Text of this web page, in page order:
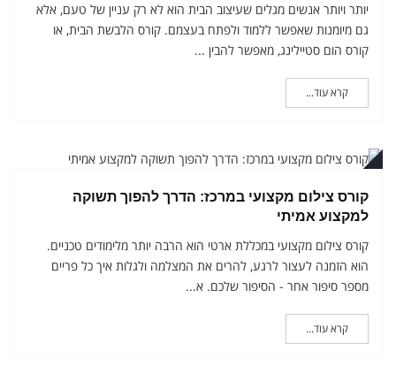
יותר ויותר אנשים מגלים שעיצוב הבית הוא לא רק עניין של טעם, אלא
גם מיומנות שאפשר ללמוד ולפתח בעצמם. קורס הלבשת הבית, או
קורס הום סטיילינג, מאפשר להבין ...
קרא עוד...
קורס צילום מקצועי במרכז: הדרך להפוך תשוקה
למקצוע אמיתי
קורס צילום מקצועי במכללת ארטי הוא הרבה יותר מלימודים טכניים.
הוא הזמנה לעצור לרגע, להרים את המצלמה ולגלות איך כל פריים
מספר סיפור אחר - הסיפור שלכם. א...
קרא עוד...